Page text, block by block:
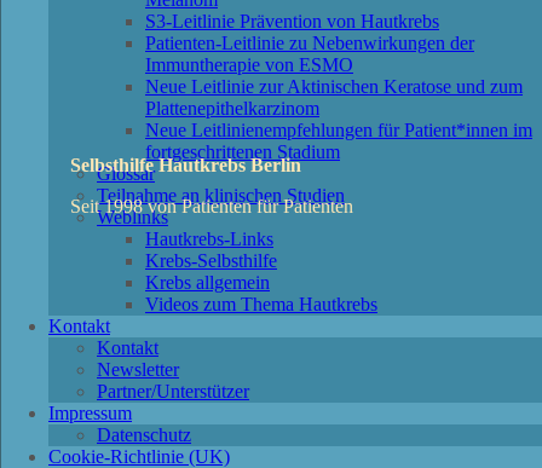
S3-Leitlinie Prävention von Hautkrebs
Patienten-Leitlinie zu Nebenwirkungen der
Immuntherapie von ESMO
Neue Leitlinie zur Aktinischen Keratose und zum
Plattenepithelkarzinom
Neue Leitlinienempfehlungen für Patient*innen im
fortgeschrittenen Stadium
Glossar
Teilnahme an klinischen Studien
Weblinks
Hautkrebs-Links
Krebs-Selbsthilfe
Krebs allgemein
Videos zum Thema Hautkrebs
Kontakt
Kontakt
Newsletter
Partner/Unterstützer
Impressum
Datenschutz
Cookie-Richtlinie (UK)
Selbsthilfe Hautkrebs Berlin
Seit 1998 von Patienten für Patienten